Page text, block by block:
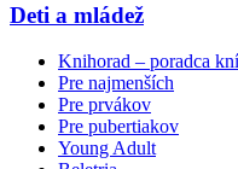
Deti a mládež
Knihorad – poradca
Pre najmenších
Pre prvákov
Pre pubertiakov
Young Adult